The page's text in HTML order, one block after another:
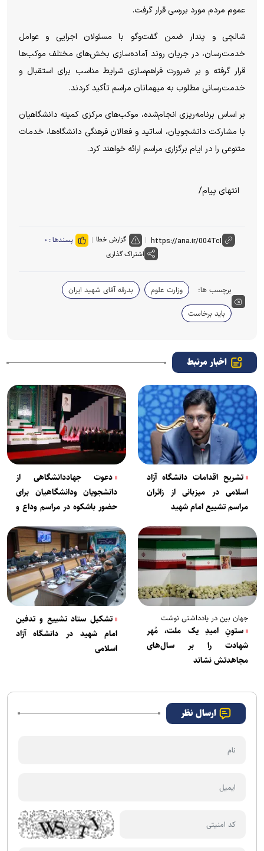
عموم مردم مورد بررسی قرار گرفت.
شالچی و پندار ضمن گفت‌و‌گو با مسئولان اجرایی و عوامل
خدمت‌رسان، در جریان روند آماده‌سازی بخش‌های مختلف موکب‌ها
قرار گرفته و بر ضرورت فراهم‌سازی شرایط مناسب برای استقبال و
خدمت‌رسانی مطلوب به میهمانان مراسم تأکید کردند.
بر اساس برنامه‌ریزی انجام‌شده، موکب‌های مرکزی کمیته دانشگاهیان
با مشارکت دانشجویان، اساتید و فعالان فرهنگی دانشگاه‌ها، خدمات
متنوعی را در ایام برگزاری مراسم ارائه خواهند کرد.
انتهای پیام/
گزارش خطا پسندها : ۰
اشتراک گذاری
برچسب ها: وزارت علوم
بدرقه آقای شهید ایران
باید برخاست
اخبار مرتبط
تشریح اقدامات دانشگاه آزاد
اسلامی در میزبانی از زائران
مراسم تشییع امام شهید
دعوت جهاددانشگاهی از
دانشجویان ودانشگاهیان برای
حضور باشکوه در مراسم وداع و
اسلامی
جهان بین در یادداشتی نوشت
ستونِ امیدِ یک ملت، مُهر
شهادت را بر سال‌های
مجاهدتش نشاند
تشکیل ستاد تشییع و تدفین
امام شهید در دانشگاه آزاد
اسلامی
ارسال نظر